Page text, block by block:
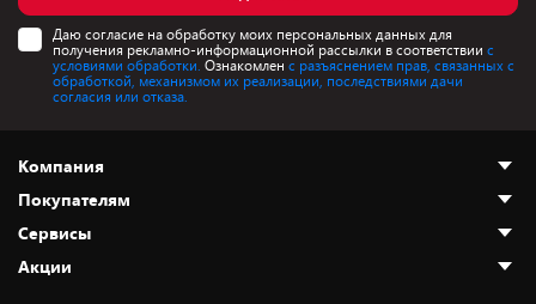
Даю согласие на обработку моих персональных данных для
получения рекламно-информационной рассылки в соответствии с
условиями обработки. Ознакомлен с разъяснением прав, связанных с
обработкой, механизмом их реализации, последствиями дачи
согласия или отказа.
Компания
О нас
Адреса магазинов
Новости
Покупателям
Как сделать заказ
Оплата и доставка
Сервисы
Акции